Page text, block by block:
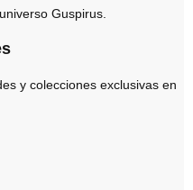
Guspirus.
y colecciones exclusivas en